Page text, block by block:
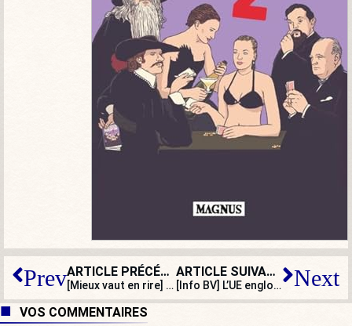
Prev ARTICLE PRÉCÉDENT
[Mieux vaut en rire] Pourquoi tant de haine contre les Jordan et les Kévin ?
ARTICLE SUIVANT
[Info BV] L’UE engloutit des millions dans des recherches sur l’extrême droite Next
VOS COMMENTAIRES